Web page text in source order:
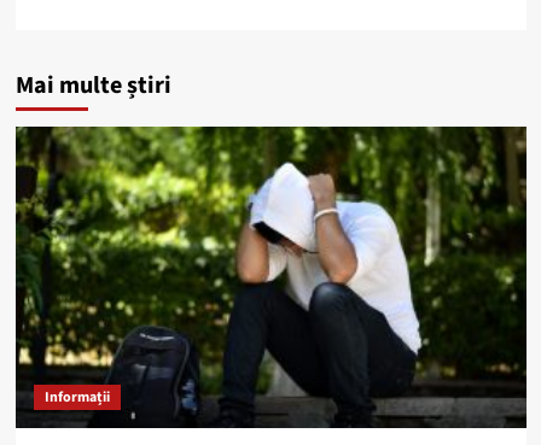
Mai multe știri
Informații